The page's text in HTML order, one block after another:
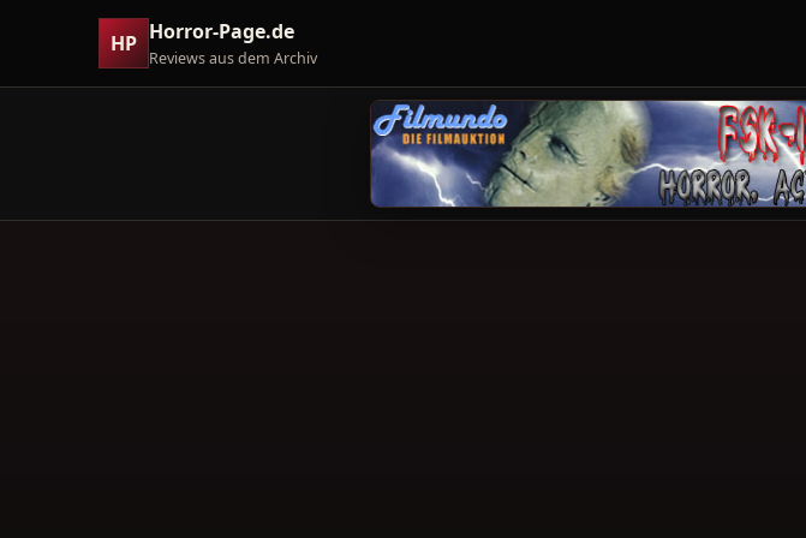
HP Horror-Page.de
Reviews aus dem Archiv